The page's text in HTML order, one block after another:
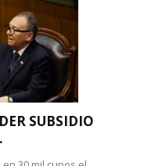
SUBSIDIO